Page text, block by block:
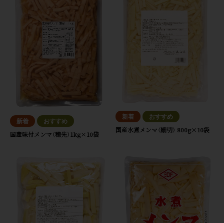
国産味付メンマ（穂先）1kg×10袋
国産水煮メンマ（細切） 800g×10袋